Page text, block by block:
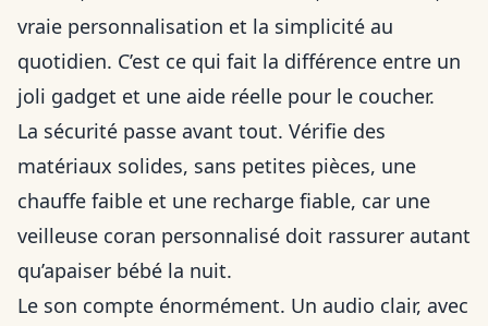
vraie personnalisation et la simplicité au
quotidien. C’est ce qui fait la différence entre un
joli gadget et une aide réelle pour le coucher.
La sécurité passe avant tout. Vérifie des
matériaux solides, sans petites pièces, une
chauffe faible et une recharge fiable, car une
veilleuse coran personnalisé doit rassurer autant
qu’apaiser bébé la nuit.
Le son compte énormément. Un audio clair, avec